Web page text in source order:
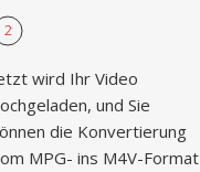
2
wird Ihr Video
und Sie
die Konvertierung
MPG- ins M4V-Format